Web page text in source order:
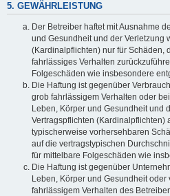
5. GEWÄHRLEISTUNG
Der Betreiber haftet mit Ausnahme
und Gesundheit und der Verletzung
(Kardinalpflichten) nur für Schäden,
fahrlässiges Verhalten
Folgeschäden wie insbesondere
Die Haftung ist gegenüber
grob fahrlässigem Verhalten oder
Leben, Körper und Gesundheit und
Vertragspflichten (Kardinalpflichten)
typischerweise vorhersehbaren
auf die vertragstypischen
für mittelbare Folgeschäden wie
Die Haftung ist gegenüber
Leben, Körper und Gesundheit
fahrlässigem Verhalten des